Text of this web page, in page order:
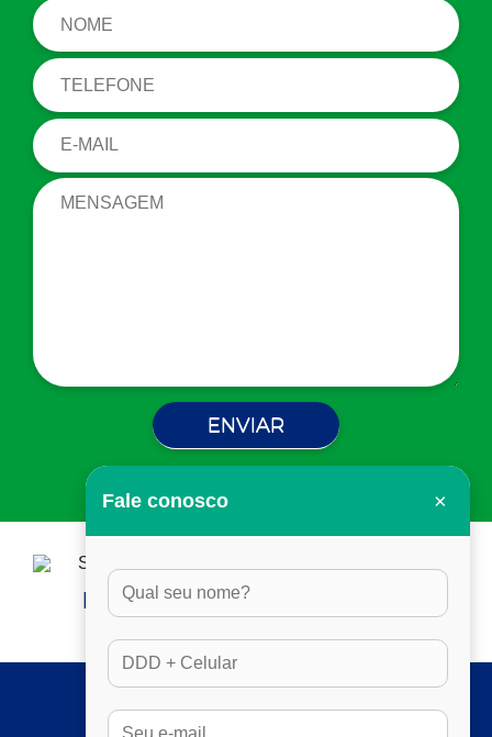
HORÁRIO DE ATENDIMENTO:
DAS 8H ÀS 17H30, EM DIAS ÚTEIS
SERVIÇOS
Fale conosco ×